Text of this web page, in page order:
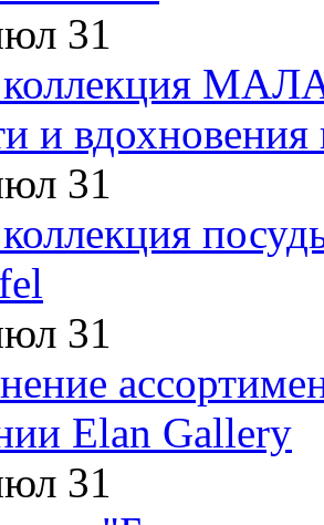
31
коллекция
и
31
31
Elan Gallery
31